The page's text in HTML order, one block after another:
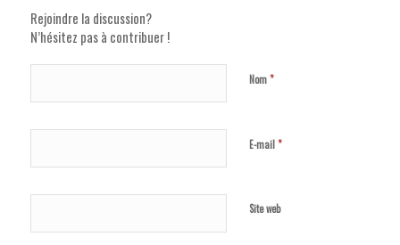
Rejoindre la discussion?
N’hésitez pas à contribuer !
Nom*
E-mail*
Site web